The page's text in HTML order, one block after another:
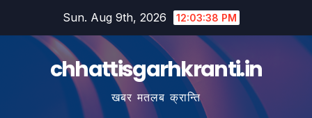
Sun. Aug 9th, 2026 12:03:39 PM
chhattisgarhkranti.in
खबर मतलब क्रान्ति